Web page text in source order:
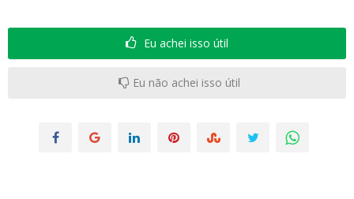
Eu achei isso útil
Eu não achei isso útil